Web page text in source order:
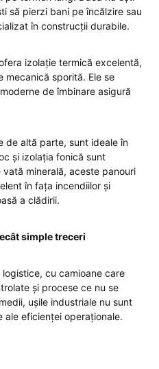
să pierzi bani pe încălzire sau
în construcții durabile.
izolație termică excelentă,
mecanică sporită. Ele se
de îmbinare asigură
de altă parte, sunt ideale în
și izolația fonică sunt
minerală, aceste panouri
în fața incendiilor și
a clădirii.
simple treceri
cu camioane care
și procese ce nu se
ușile industriale nu sunt
ale eficienței operaționale.